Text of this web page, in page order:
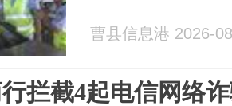
曹县信息港 2026-
拦截4起电信网络